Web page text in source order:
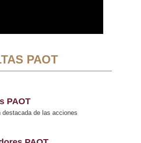
PAOT
PAOT
destacada de las acciones